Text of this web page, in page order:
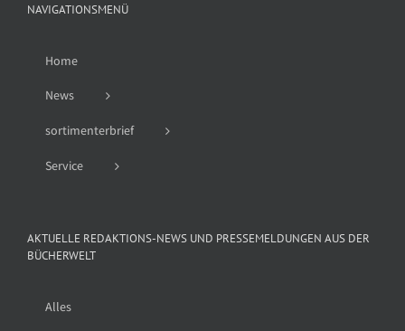
NAVIGATIONSMENÜ
Home
News
sortimenterbrief
Service
AKTUELLE REDAKTIONS-NEWS UND PRESSEMELDUNGEN AUS DER
BÜCHERWELT
Alles